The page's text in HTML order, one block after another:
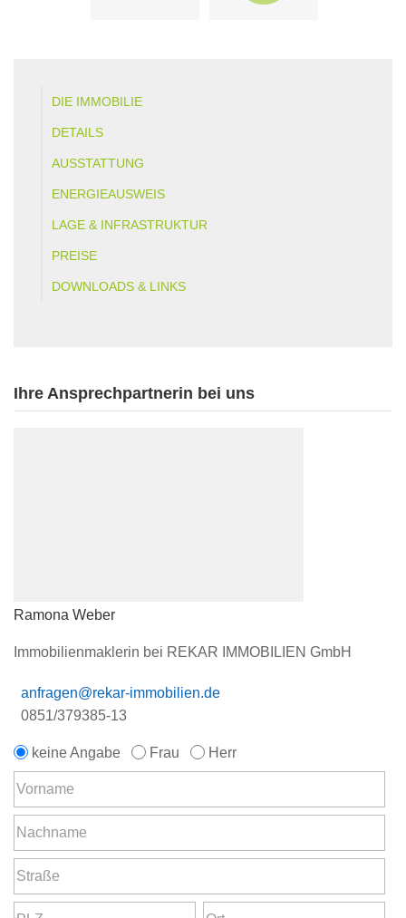
DIE IMMOBILIE
DETAILS
AUSSTATTUNG
ENERGIEAUSWEIS
LAGE & INFRASTRUKTUR
PREISE
DOWNLOADS & LINKS
Ihre Ansprechpartnerin bei uns
Ramona Weber
Immobilienmaklerin bei REKAR IMMOBILIEN GmbH
anfragen@rekar-immobilien.de
0851/379385-13
keine Angabe Frau Herr